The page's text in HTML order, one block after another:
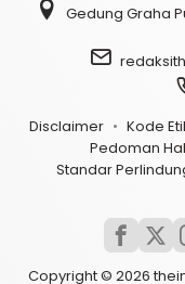
Gedung Graha
Disclaimer
Kode
Pedoman
Standar
Copyright © 2026